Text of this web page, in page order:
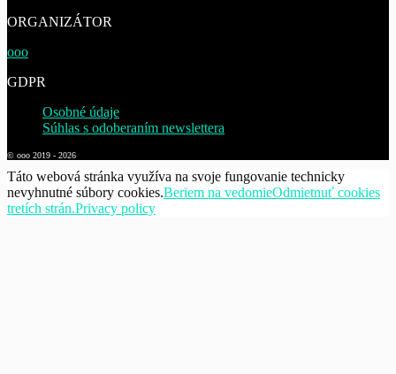
ORGANIZÁTOR
ooo
GDPR
Osobné údaje
Súhlas s odoberaním newslettera
© ooo 2019 - 2026
Táto webová stránka využíva na svoje fungovanie technicky
nevyhnutné súbory cookies.Beriem na vedomieOdmietnuť cookies
tretích strán.Privacy policy